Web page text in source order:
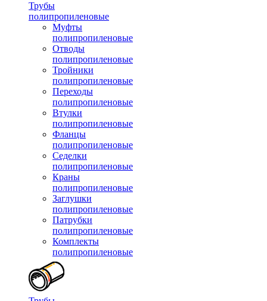
Трубы
полипропиленовые
Муфты
полипропиленовые
Отводы
полипропиленовые
Тройники
полипропиленовые
Переходы
полипропиленовые
Втулки
полипропиленовые
Фланцы
полипропиленовые
Седелки
полипропиленовые
Краны
полипропиленовые
Заглушки
полипропиленовые
Патрубки
полипропиленовые
Комплекты
полипропиленовые